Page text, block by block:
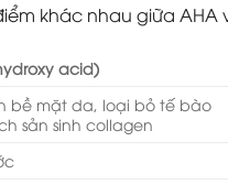
khác nhau giữa AHA
acid)
bề mặt da, loại bỏ tế bào
sản sinh collagen